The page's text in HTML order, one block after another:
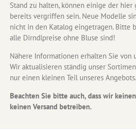
Stand zu halten, können einige der
bereits vergriffen sein. Neue Modelle
nicht in den Katalog eingetragen. Bitte
alle Dirndlpreise ohne Bluse sind!
Nähere Informationen erhalten Sie von
Wir aktualisieren ständig unser
nur einen kleinen Teil unseres Angebots.
Beachten Sie bitte auch, dass wir
keinen Versand betreiben.